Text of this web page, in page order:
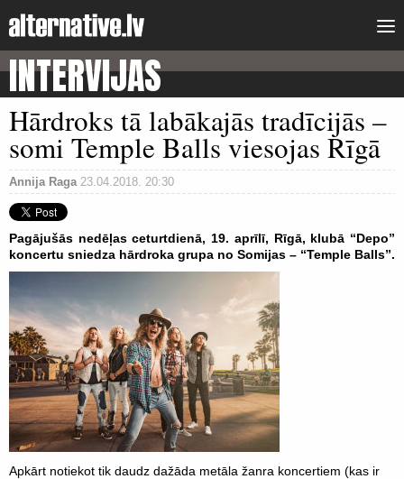
INTERVIJAS
Hārdroks tā labākajās tradīcijās –
somi Temple Balls viesojas Rīgā
Annija Raga 23.04.2018. 20:30
Pagājušās nedēļas ceturtdienā, 19. aprīlī, Rīgā, klubā “Depo”
koncertu sniedza hārdroka grupa no Somijas – “Temple Balls”.
Apkārt notiekot tik daudz dažāda metāla žanra koncertiem (kas ir